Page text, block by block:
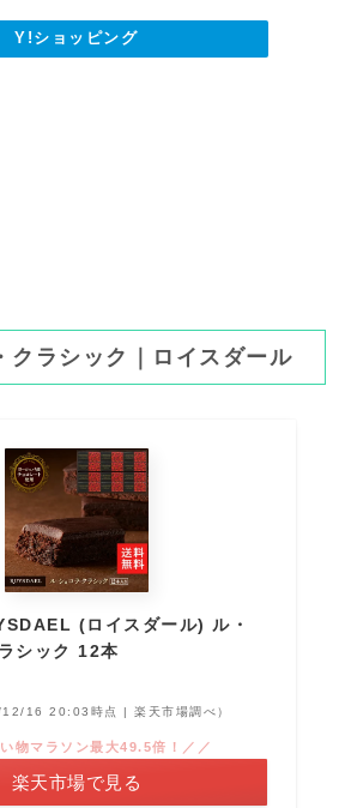
Y!ショッピング
クラシック｜ロイスダール
(ロイスダール) ル・
シック 12本
12/16 20:03時点 | 楽天市場調べ）
物マラソン最大49.5倍！／／
楽天市場で見る